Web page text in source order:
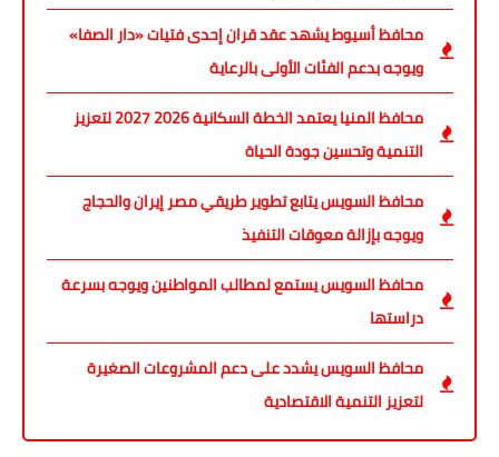
محافظ أسيوط يشهد عقد قران إحدى فتيات «دار الصفا»
ويوجه بدعم الفئات الأولى بالرعاية
محافظ المنيا يعتمد الخطة السكانية 2026 2027 لتعزيز
التنمية وتحسين جودة الحياة
محافظ السويس يتابع تطوير طريقي مصر إيران والحجاج
ويوجه بإزالة معوقات التنفيذ
محافظ السويس يستمع لمطالب المواطنين ويوجه بسرعة
دراستها
محافظ السويس يشدد على دعم المشروعات الصغيرة
لتعزيز التنمية الاقتصادية